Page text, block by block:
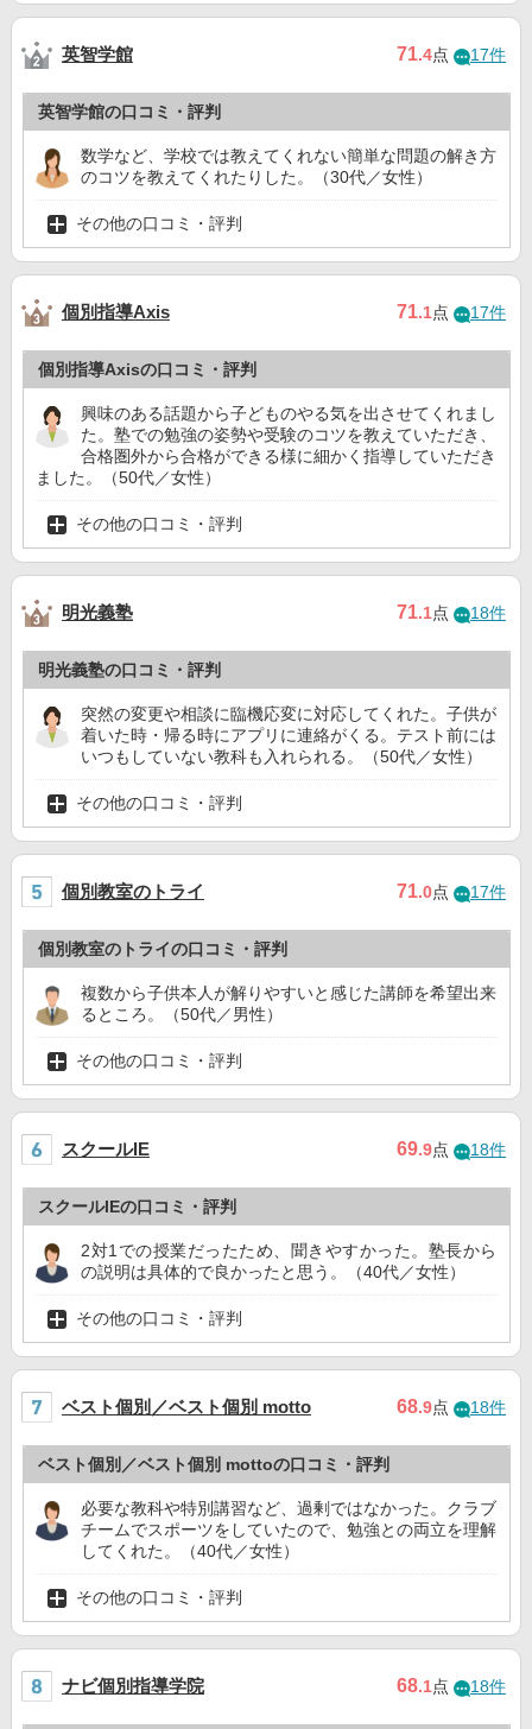
英智学館 71.4点 17件
英智学館の口コミ・評判
数学など、学校では教えてくれない簡単な問題の解き方
のコツを教えてくれたりした。（30代／女性）
その他の口コミ・評判
個別指導Axis 71.1点 17件
個別指導Axisの口コミ・評判
興味のある話題から子どものやる気を出させてくれまし
た。塾での勉強の姿勢や受験のコツを教えていただき、
合格圏外から合格ができる様に細かく指導していただき
ました。（50代／女性）
その他の口コミ・評判
明光義塾 71.1点 18件
明光義塾の口コミ・評判
突然の変更や相談に臨機応変に対応してくれた。子供が
着いた時・帰る時にアプリに連絡がくる。テスト前には
いつもしていない教科も入れられる。（50代／女性）
その他の口コミ・評判
個別教室のトライ 71.0点 17件
個別教室のトライの口コミ・評判
複数から子供本人が解りやすいと感じた講師を希望出来
るところ。（50代／男性）
その他の口コミ・評判
スクールIE 69.9点 18件
スクールIEの口コミ・評判
2対1での授業だったため、聞きやすかった。塾長から
の説明は具体的で良かったと思う。（40代／女性）
その他の口コミ・評判
ベスト個別／ベスト個別 motto 68.9点 18件
ベスト個別／ベスト個別 mottoの口コミ・評判
必要な教科や特別講習など、過剰ではなかった。クラブ
チームでスポーツをしていたので、勉強との両立を理解
してくれた。（40代／女性）
その他の口コミ・評判
ナビ個別指導学院 68.1点 18件